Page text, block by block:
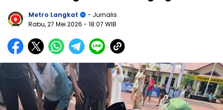
Metro Langkat
- Jurnalis
Rabu, 27 Mei 2026 - 18:07 WIB